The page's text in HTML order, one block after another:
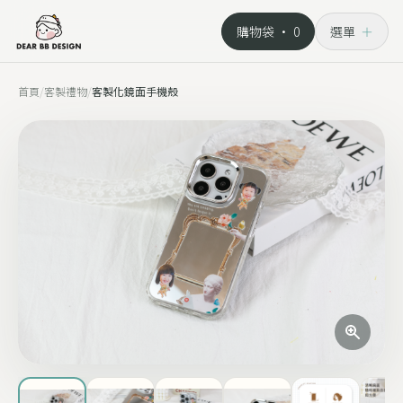
購物袋 · 0 選單 ＋
首頁/客製禮物/客製化鏡面手機殼